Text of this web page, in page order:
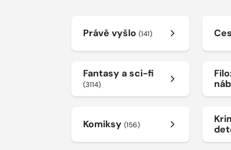
Právě vyšlo (141)
Fantasy a sci-fi
(3114)
Komiksy (156)